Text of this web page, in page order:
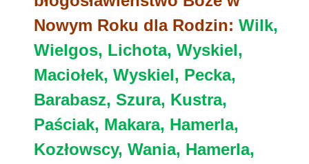
Nowym Roku dla Rodzin: Wilk,
Wielgos, Lichota, Wyskiel,
Maciołek, Wyskiel, Pecka,
Barabasz, Szura, Kustra,
Paściak, Makara, Hamerla,
Kozłowscy, Wania, Hamerla,